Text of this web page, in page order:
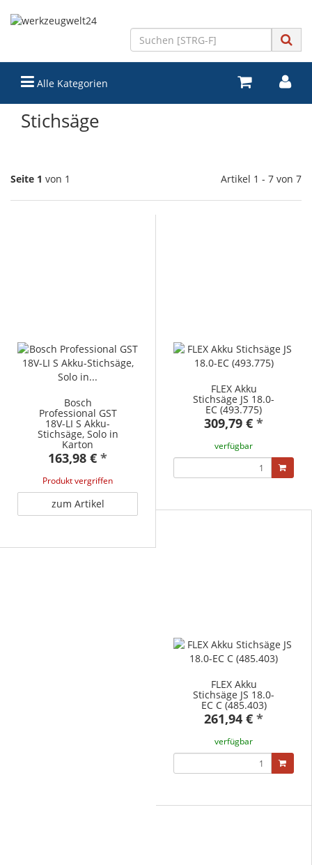
Alle Kategorien
Stichsäge
Seite 1 von 1 Artikel 1 - 7 von 7
Bosch
Professional GST
18V-LI S Akku-
Stichsäge, Solo in
Karton
163,98 € *
Produkt vergriffen
zum Artikel
FLEX Akku
Stichsäge JS 18.0-
EC (493.775)
309,79 € *
verfügbar
FLEX Akku
Stichsäge JS 18.0-
EC C (485.403)
261,94 € *
verfügbar